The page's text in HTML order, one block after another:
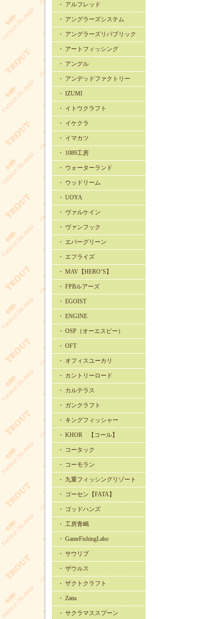
・ アルフレッド
・ アングラーズシステム
・ アングラーズリパブリック
・ アートフィッシング
・ アングル
・ アンデッドファクトリー
・ IZUMI
・ イトウクラフト
・ イケクラ
・ イマカツ
・ 1089工房
・ ウォーターランド
・ ウッドリーム
・ UOYA
・ ヴァルケイン
・ ヴァンフック
・ エバーグリーン
・ エフライズ
・ MAV【HERO’S】
・ FPBルアーズ
・ EGOIST
・ ENGINE
・ OSP（オーエスピー）
・ OFT
・ オフィスユーカリ
・ カントリーロード
・ カルテラス
・ ガンクラフト
・ キングフィッシャー
・ KHOR 【コール】
・ コータック
・ コーモラン
・ 九重フィッシングリゾート
・ ゴーセン【FATA】
・ ゴッドハンズ
・ 工房青嶋
・ GameFishingLabo
・ サウリブ
・ ザウルス
・ ザクトクラフト
・ Zatta
・ サクラマススプーン